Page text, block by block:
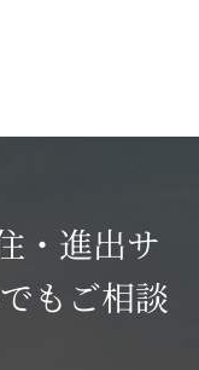
・進出サ
もご相談